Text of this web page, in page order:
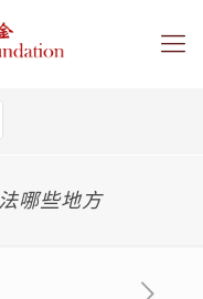
哪些地方